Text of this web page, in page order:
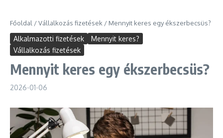
Főoldal /Vállalkozás fizetések / Mennyit keres egy ékszerbecsüs?
Alkalmazotti fizetések
Mennyit keres?
Vállalkozás fizetések
Mennyit keres egy ékszerbecsüs?
2026-01-06